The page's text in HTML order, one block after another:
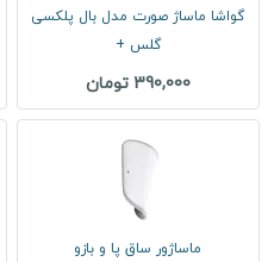
گواشا ماساژ صورت مدل بال پلکسی
گلس +
390,000 تومان
ماساژور ساق پا و بازو